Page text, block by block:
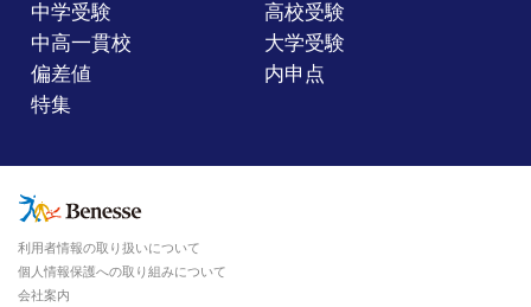
中学受験
高校受験
中高一貫校
大学受験
偏差値
内申点
特集
利用者情報の取り扱いについて
個人情報保護への取り組みについて
会社案内